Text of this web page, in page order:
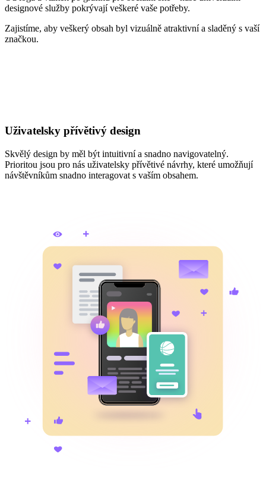
designové služby pokrývají veškeré vaše potřeby.
Zajistíme, aby veškerý obsah byl vizuálně atraktivní a sladěný s vaší
značkou.
Uživatelsky přívětivý design
Skvělý design by měl být intuitivní a snadno navigovatelný.
Prioritou jsou pro nás uživatelsky přívětivé návrhy, které umožňují
návštěvníkům snadno interagovat s vaším obsahem.